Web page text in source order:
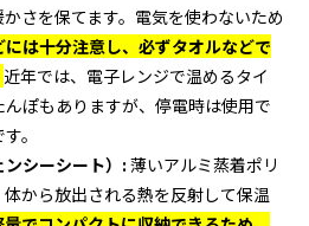
さを保てます。電気を使わないため
には十分注意し、必ずタオルなどで
近年では、電子レンジで温めるタイ
ぽもありますが、停電時は使用で
。
シーシート）: 薄いアルミ蒸着ポリ
から放出される熱を反射して保温